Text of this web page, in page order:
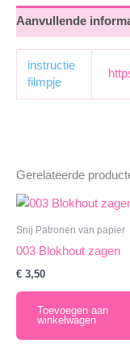
Aanvullende
instructie
filmpje
Gerelateerde
Snij Patronen van papier
003 Blokhout zagen
€ 3,50
Toevoegen aan
winkelwagen